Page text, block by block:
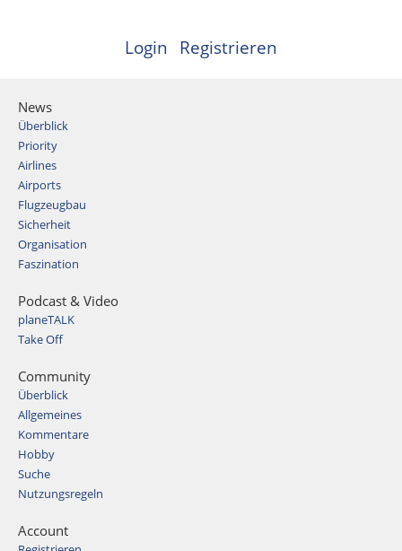
Login Registrieren
News
Überblick
Priority
Airlines
Airports
Flugzeugbau
Sicherheit
Organisation
Faszination
Podcast & Video
planeTALK
Take Off
Community
Überblick
Allgemeines
Kommentare
Hobby
Suche
Nutzungsregeln
Account